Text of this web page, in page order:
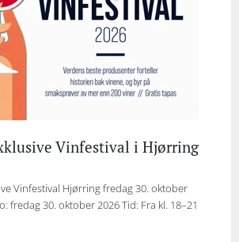
Vinfestival i Hjørring
Vinfestival Hjørring fredag 30. oktober
fredag 30. oktober 2026 Tid: Fra kl. 18–21